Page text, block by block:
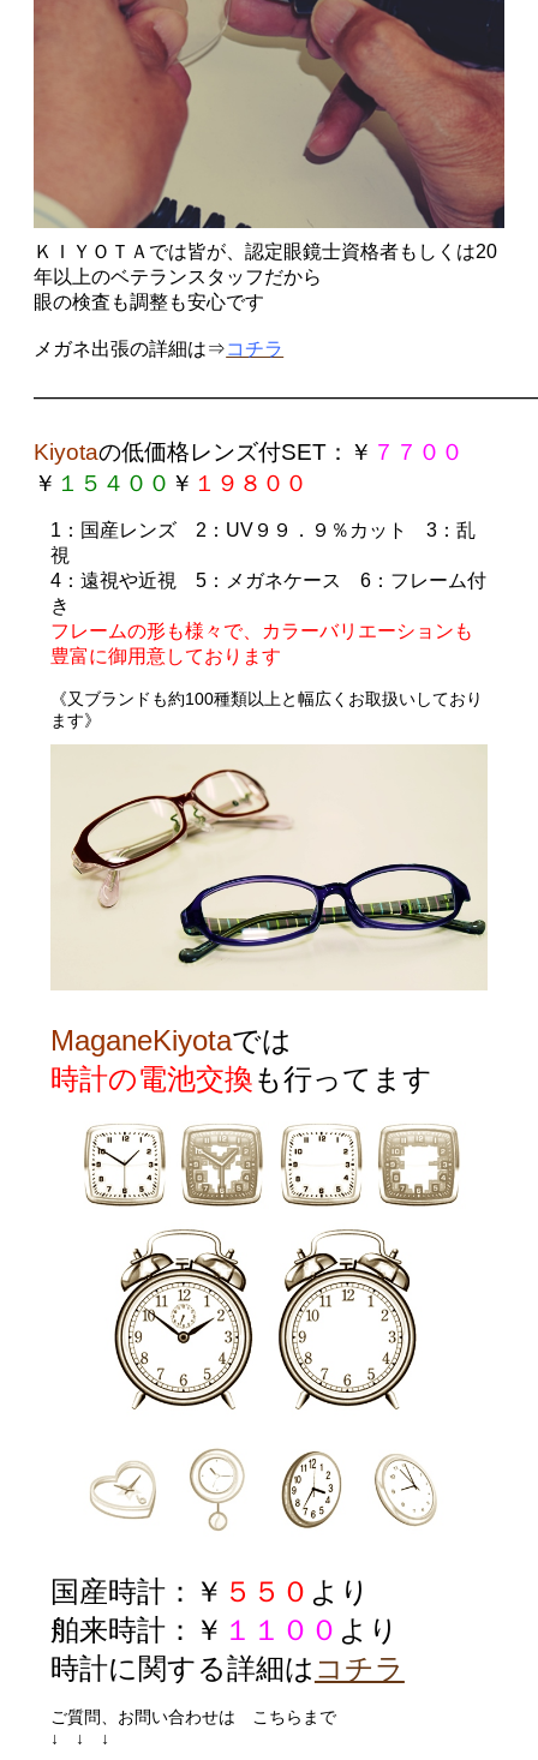
ＫＩＹＯＴＡでは皆が、認定眼鏡士資格者もしくは20
年以上のベテランスタッフだから
眼の検査も調整も安心です
メガネ出張の詳細は⇒コチラ
Kiyotaの低価格レンズ付SET ：￥ ７７００
￥ １５４００ ￥ １９８００
1 ：国産レンズ 2 ：UV９９．９％カット 3：乱
視
4：遠視や近視 5：メガネケース 6：フレーム付
き
フレームの形も様々で、カラーバリエーションも
豊富に御用意しております
《又ブランドも約100種類以上と幅広くお取扱いしており
ます》
MaganeKiyotaでは
時計の電池交換も行ってます
国産時計：￥ ５５０ より
舶来時計：￥ １１００ より
時計に関する詳細は コチラ
ご質問、お問い合わせは こちらまで
↓ ↓ ↓